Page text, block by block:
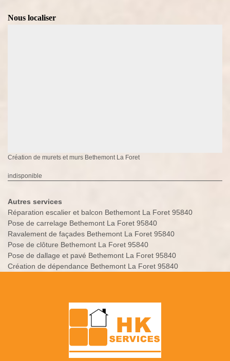
Nous localiser
Création de murets et murs Bethemont La Foret
indisponible
Autres services
Réparation escalier et balcon Bethemont La Foret 95840
Pose de carrelage Bethemont La Foret 95840
Ravalement de façades Bethemont La Foret 95840
Pose de clôture Bethemont La Foret 95840
Pose de dallage et pavé Bethemont La Foret 95840
Création de dépendance Bethemont La Foret 95840